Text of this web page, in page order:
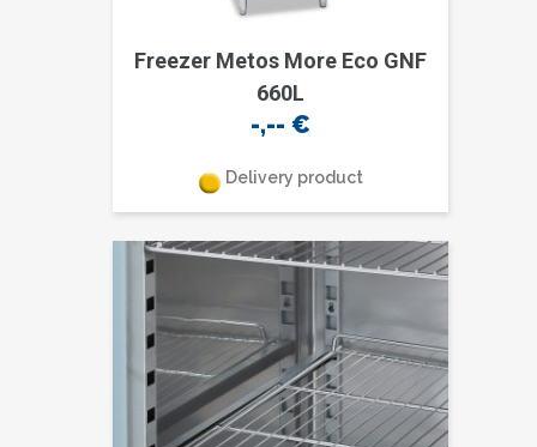
Freezer Metos More Eco GNF
660L
-,-- €
Delivery product